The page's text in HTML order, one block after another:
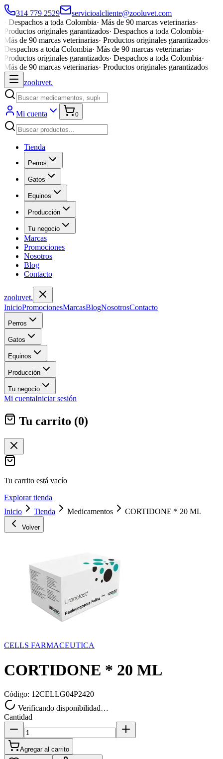
314 779 2529
servicioalcliente@zooluvet.com
Despachos a toda Colombia· Más de 90 marcas veterinarias·
Productos originales garantizados· Despachos a toda Colombia·
Más de 90 marcas veterinarias· Productos originales garantizados·
Despachos a toda Colombia· Más de 90 marcas veterinarias·
Productos originales garantizados· Despachos a toda Colombia·
Más de 90 marcas veterinarias· Productos originales garantizados
zooluvet.
Mi cuenta 0
Tienda
Perros
Gatos
Equinos
Producción
Tu negocio
Marcas
Promociones
Nosotros
Blog
Contacto
zooluvet.
InicioPromocionesMarcasBlogNosotrosContacto
Perros
Gatos
Equinos
Producción
Tu negocio
Mi cuentaIniciar sesión
Tu carrito (0)
Tu carrito está vacío
Explorar tienda
Inicio
Tienda Medicamentos CORTIDONE * 20 ML
Volver
CELLS FARMACEUTICA
CORTIDONE * 20 ML
Código: 12CELLG04P2420
Verificando disponibilidad…
Cantidad
Agregar al carrito